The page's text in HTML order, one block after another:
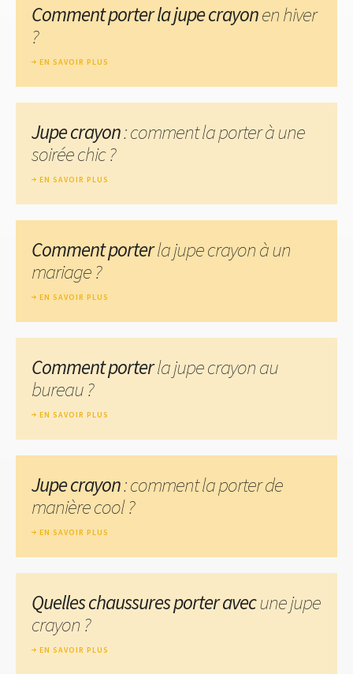
Comment porter la jupe crayonen hiver
?
EN SAVOIR PLUS
Jupe crayon: comment la porter à une
soirée chic ?
EN SAVOIR PLUS
Comment porterla jupe crayon à un
mariage ?
EN SAVOIR PLUS
Comment porterla jupe crayon au
bureau ?
EN SAVOIR PLUS
Jupe crayon: comment la porter de
manière cool ?
EN SAVOIR PLUS
Quelles chaussures porter avecune jupe
crayon ?
EN SAVOIR PLUS